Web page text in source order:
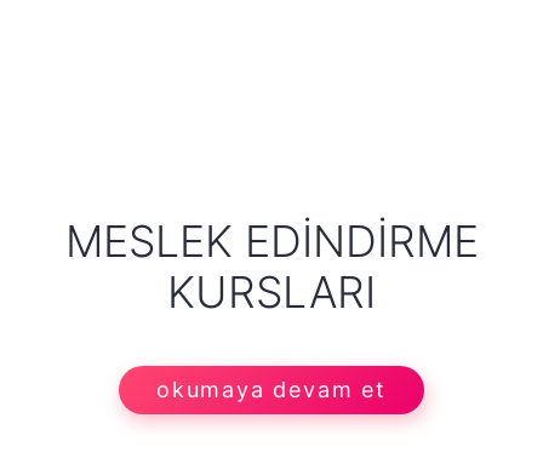
MESLEK EDINDIRME
KURSLARI
okumaya devam et